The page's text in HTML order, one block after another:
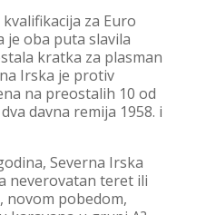
za Euro
je oba puta slavila
kratka za plasman
Irska je protiv
na preostalih 10 od
davna remija 1958. i
Severna Irska
neverovatan teret ili
novom pobedom,